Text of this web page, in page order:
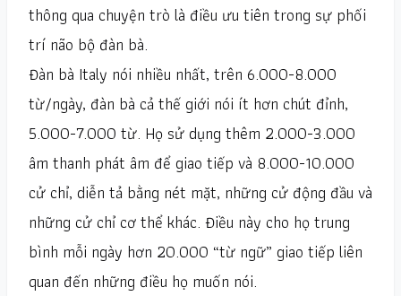
thông qua chuyện trò là điều ưu tiên trong sự phối
trí não bộ đàn bà.
Đàn bà Italy nói nhiều nhất, trên 6.000-8.000
từ/ngày, đàn bà cả thế giới nói ít hơn chút đỉnh,
5.000-7.000 từ. Họ sử dụng thêm 2.000-3.000
âm thanh phát âm để giao tiếp và 8.000-10.000
cử chỉ, diễn tả bằng nét mặt, những cử động đầu và
những cử chỉ cơ thể khác. Điều này cho họ trung
bình mỗi ngày hơn 20.000 “từ ngữ” giao tiếp liên
quan đến những điều họ muốn nói.